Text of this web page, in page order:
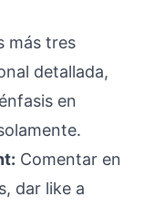
más tres
detallada,
en
Comentar en
dar like a